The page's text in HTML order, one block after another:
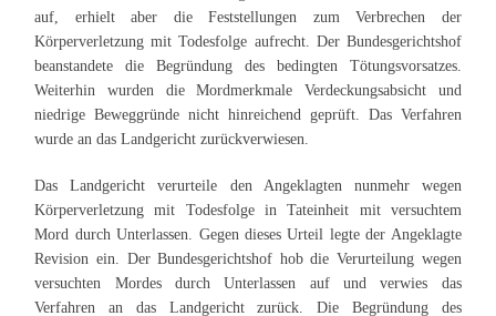
auf, erhielt aber die Feststellungen zum Verbrechen der
Körperverletzung mit Todesfolge aufrecht. Der Bundesgerichtshof
beanstandete die Begründung des bedingten Tötungsvorsatzes.
Weiterhin wurden die Mordmerkmale Verdeckungsabsicht und
niedrige Beweggründe nicht hinreichend geprüft. Das Verfahren
wurde an das Landgericht zurückverwiesen.
Das Landgericht verurteile den Angeklagten nunmehr wegen
Körperverletzung mit Todesfolge in Tateinheit mit versuchtem
Mord durch Unterlassen. Gegen dieses Urteil legte der Angeklagte
Revision ein. Der Bundesgerichtshof hob die Verurteilung wegen
versuchten Mordes durch Unterlassen auf und verwies das
Verfahren an das Landgericht zurück. Die Begründung des